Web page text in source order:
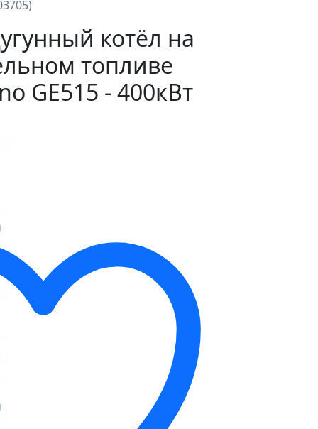
котёл на
топливе
GE515 - 400кВт